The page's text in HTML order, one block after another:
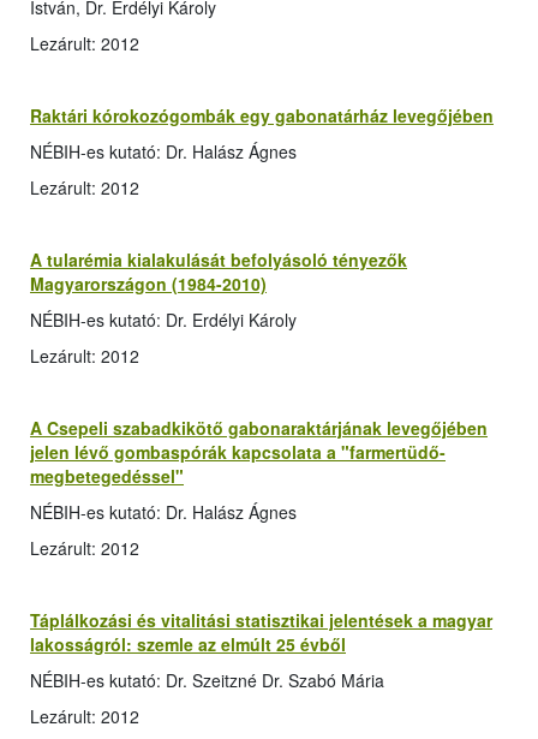
István, Dr. Erdélyi Károly
Lezárult: 2012
Raktári kórokozógombák egy gabonatárház levegőjében
NÉBIH-es kutató: Dr. Halász Ágnes
Lezárult: 2012
A tularémia kialakulását befolyásoló tényezők
Magyarországon (1984-2010)
NÉBIH-es kutató: Dr. Erdélyi Károly
Lezárult: 2012
A Csepeli szabadkikötő gabonaraktárjának levegőjében
jelen lévő gombaspórák kapcsolata a "farmertüdő-
megbetegedéssel"
NÉBIH-es kutató: Dr. Halász Ágnes
Lezárult: 2012
Táplálkozási és vitalitási statisztikai jelentések a magyar
lakosságról: szemle az elmúlt 25 évből
NÉBIH-es kutató: Dr. Szeitzné Dr. Szabó Mária
Lezárult: 2012